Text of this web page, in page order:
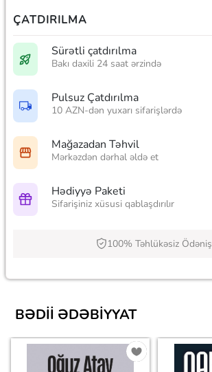
ÇATDIRILMA
Sürətli çatdırılma
Bakı daxili 24 saat ərzində
Pulsuz Çatdırılma
10 AZN-dən yuxarı sifarişlərdə
Mağazadan Təhvil
Mərkəzdən dərhal əldə et
Hədiyyə Paketi
Sifarişiniz xüsusi qablaşdırılır
100% Təhlükəsiz Ödəniş
BƏDII ƏDƏBIYYAT